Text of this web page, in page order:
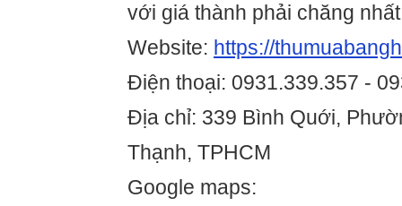
với giá thành phải chăng
Website: https://
Điện thoại: 0931.339.357 -
Địa chỉ: 339 Bình Quới,
Thạnh, TPHCM
Google maps: